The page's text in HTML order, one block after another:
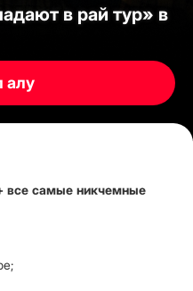
в рай тур» в
алу
все самые никчемные